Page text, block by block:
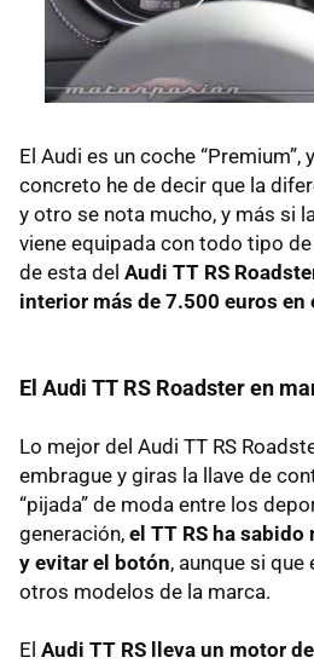
El Audi es un coche “Premium”,
concreto he de decir que la
y otro se nota mucho, y más si
viene equipada con todo tipo
de esta del Audi TT RS
interior más de 7.500 euros en
El Audi TT RS Roadster en
Lo mejor del Audi TT RS
embrague y giras la llave de
“pijada” de moda entre los
generación, el TT RS ha sabido
y evitar el botón, aunque si
otros modelos de la marca.
El Audi TT RS lleva un motor